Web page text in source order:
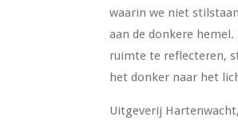
waarin we niet
aan de donkere
ruimte te reflecteren,
het donker naar het
Uitgeverij